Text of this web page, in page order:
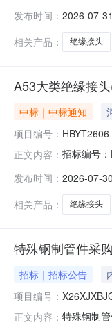
发布时间： 2026-07-
相关产品：
绝缘接头
A53大类绝缘接
中标｜中标通知
项目编号：
正文内容： 招标编号
信息标段/
发布时间： 2026-07-
相关产品：
绝缘接头
特殊钢制管件采
招标｜招标公告
项目编号：
正文内容： 特殊钢制